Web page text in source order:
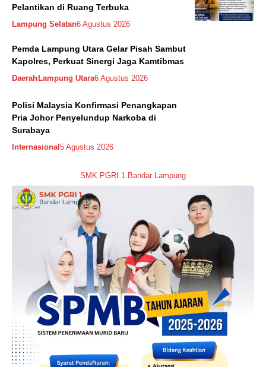
Pelantikan di Ruang Terbuka
Lampung Selatan6 Agustus 2026
Pemda Lampung Utara Gelar Pisah Sambut
Kapolres, Perkuat Sinergi Jaga Kamtibmas
DaerahLampung Utara6 Agustus 2026
Polisi Malaysia Konfirmasi Penangkapan
Pria Johor Penyelundup Narkoba di
Surabaya
Internasional 5 Agustus 2026
SMK PGRI 1.Bandar Lampung